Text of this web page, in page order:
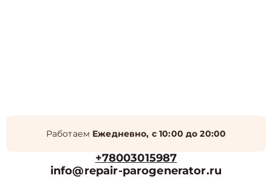
Работаем Ежедневно, с 10:00 до 20:00
+78003015987
info@repair-parogenerator.ru